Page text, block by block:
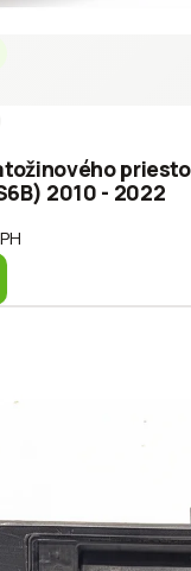
2010 - 2022